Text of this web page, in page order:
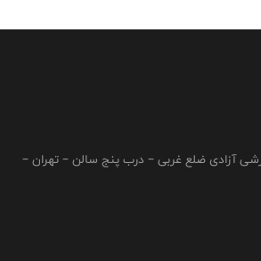
آزادی ضلع غربی – درب پنج سالن – تهران –